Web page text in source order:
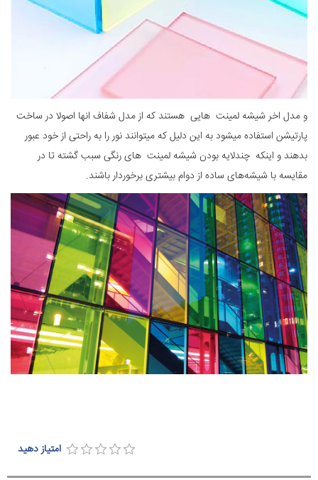
و مدل اخر شیشه لمینت هایی هستند که از مدل شفاف انها اصولا در ساخت
پارتیشن استفاده میشود به این دلیل که میتوانند نور را به راحتی از خود عبور
بدهند و اینکه چندلایه بودن شیشه لمینت های رنگی سبب گشته تا در
مقایسه با شیشه‌های ساده از دوام بیشتری برخوردار باشند.
امتیاز دهید